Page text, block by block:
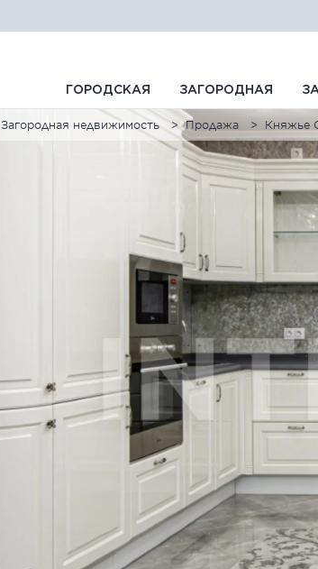
ГОРОДСКАЯ ЗАГОРОДНАЯ
Загородная недвижимость Продажа Княжье